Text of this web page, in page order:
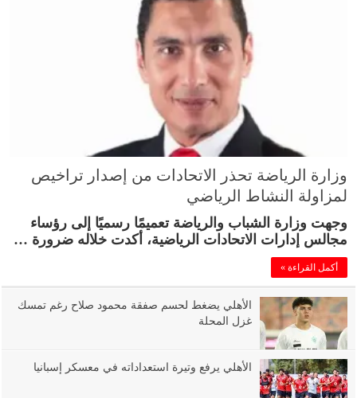
وزارة الرياضة تحذر الاتحادات من إصدار تراخيص
لمزاولة النشاط الرياضي
وجهت وزارة الشباب والرياضة تعميمًا رسميًا إلى رؤساء
مجالس إدارات الاتحادات الرياضية، أكدت خلاله ضرورة …
أكمل القراءة »
الأهلي يضغط لحسم صفقة محمود صلاح رغم تمسك
غزل المحلة
الأهلي يرفع وتيرة استعداداته في معسكر إسبانيا